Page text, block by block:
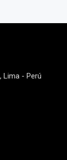
Lima - Perú